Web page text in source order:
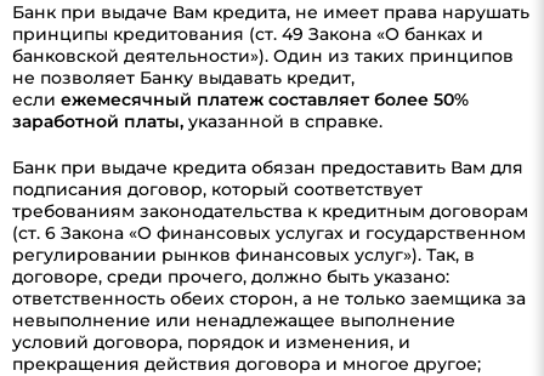
Банк при выдаче Вам кредита, не имеет права нарушать
принципы кредитования (ст. 49 Закона «О банках и
банковской деятельности»). Один из таких принципов
не позволяет Банку выдавать кредит,
если ежемесячный платеж составляет более 50%
заработной платы, указанной в справке.
Банк при выдаче кредита обязан предоставить Вам для
подписания договор, который соответствует
требованиям законодательства к кредитным договорам
(ст. 6 Закона «О финансовых услугах и государственном
регулировании рынков финансовых услуг»). Так, в
договоре, среди прочего, должно быть указано:
ответственность обеих сторон, а не только заемщика за
невыполнение или ненадлежащее выполнение
условий договора, порядок и изменения, и
прекращения действия договора и многое другое;